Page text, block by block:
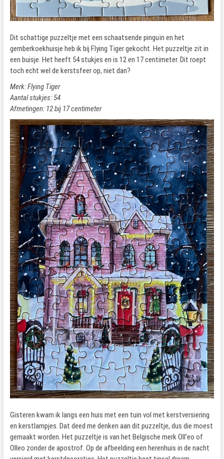
Dit schattige puzzeltje met een schaatsende pinguïn en het
gemberkoekhuisje heb ik bij Flying Tiger gekocht. Het puzzeltje zit in
een buisje. Het heeft 54 stukjes en is 12 en 17 centimeter. Dit roept
toch echt wel de kerstsfeer op, niet dan?
Merk: Flying Tiger
Aantal stukjes: 54
Afmetingen: 12 bij 17 centimeter
Gisteren kwam ik langs een huis met een tuin vol met kerstversiering
en kerstlampjes. Dat deed me denken aan dit puzzeltje, dus die moest
gemaakt worden. Het puzzeltje is van het Belgische merk Oll’eo of
Olleo zonder de apostrof. Op de afbeelding een herenhuis in de nacht